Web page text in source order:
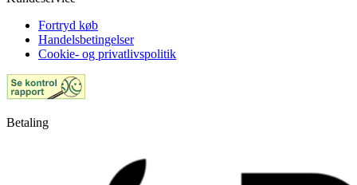
Fortryd køb
Handelsbetingelser
Cookie- og privatlivspolitik
Betaling